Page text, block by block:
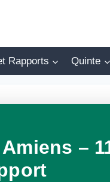
Rapports Quinte
–